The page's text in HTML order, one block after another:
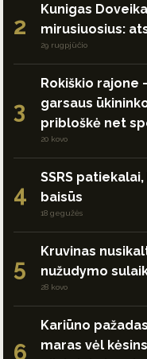
2
Kunigas
mirusiuosius:
29 rugpjūčio
3
Rokiškio rajone
garsaus
pribloškė net
20 kovo
4
SSRS
baisūs
18 gegužės
5
Kruvinas
nužudymo
28 kovo
6
Kariūno
maras vėl